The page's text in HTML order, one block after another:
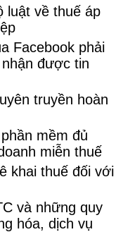
luật về thuế áp
Facebook phải
được tin
truyền hoàn
mềm đủ
miễn thuế
khai thuế đối với
và những quy
hóa, dịch vụ